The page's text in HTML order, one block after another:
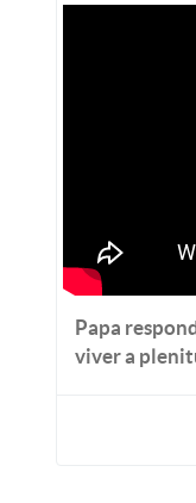
Papa
viver a